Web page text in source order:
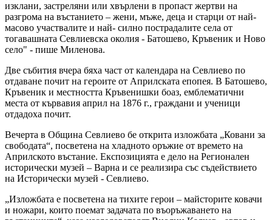
изклани, застреляни или хвърлени в пропаст жертви на
разгрома на въстанието – жени, мъже, деца и старци от най-
масово участвалите и най- силно пострадалите села от
тогавашната Севлиевска околия - Батошево, Кръвеник и Ново
село" - пише Миленова.
Две събития вчера бяха част от календара на Севлиево по
отдаване почит на героите от Априлската епопея. В Батошево,
Кръвеник и местността Кръвенишки боаз, емблематични
места от кървавия април на 1876 г., граждани и ученици
отдадоха почит.
Вечерта в Община Севлиево бе открита изложбата „Ковани за
свободата“, посветена на хладното оръжие от времето на
Априлското въстание. Експозицията е дело на Регионален
исторически музей – Варна и се реализира със съдействието
на Исторически музей - Севлиево.
„Изложбата е посветена на тихите герои – майсторите ковачи
и ножари, които поемат задачата по въоръжаването на